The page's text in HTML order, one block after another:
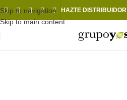
Skip to navigation
Skip to main content
HAZTE DISTRIBUIDOR